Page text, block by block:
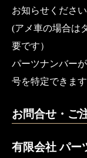
お知らせください
(アメ車の場合は
要です）
パーツナンバー
号を特定できま
お問合せ・ご
有限会社 パー